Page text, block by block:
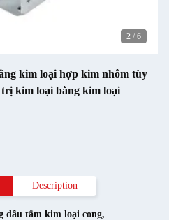
2 / 6
kim loại hợp kim nhôm tùy
kim loại bằng kim loại
Description
dấu tấm kim loại cong,